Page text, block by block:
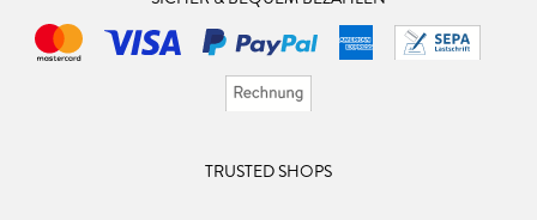
TRUSTED SHOPS